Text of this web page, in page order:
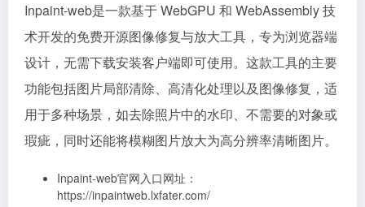
Inpaint-web是一款基于 WebGPU 和 WebAssembly 技
术开发的免费开源图像修复与放大工具，专为浏览器端
设计，无需下载安装客户端即可使用。这款工具的主要
功能包括图片局部清除、高清化处理以及图像修复，适
用于多种场景，如去除照片中的水印、不需要的对象或
瑕疵，同时还能将模糊图片放大为高分辨率清晰图片。
Inpaint-web官网入口网址：
https://inpaintweb.lxfater.com/